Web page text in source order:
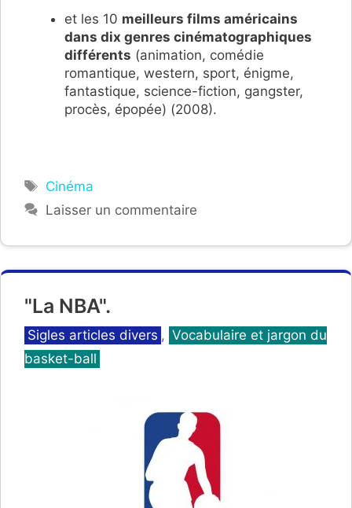
et les 10 meilleurs films américains
dans dix genres cinématographiques
différents (animation, comédie
romantique, western, sport, énigme,
fantastique, science-fiction, gangster,
procès, épopée) (2008).
Étiquettes
Cinéma
Laisser un commentaire
"La NBA".
Catégories
Sigles articles divers , Vocabulaire et jargon du
basket-ball